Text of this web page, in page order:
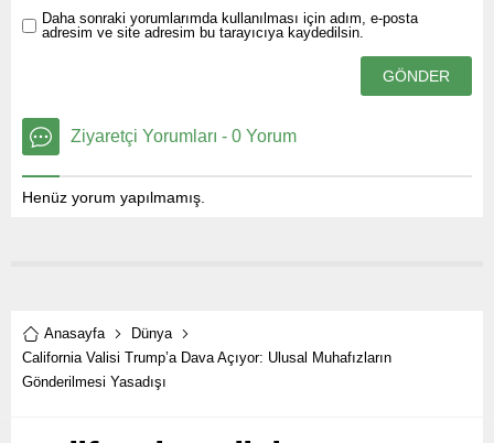
Daha sonraki yorumlarımda kullanılması için adım, e-posta
adresim ve site adresim bu tarayıcıya kaydedilsin.
Ziyaretçi Yorumları - 0 Yorum
Henüz yorum yapılmamış.
Anasayfa
Dünya
California Valisi Trump’a Dava Açıyor: Ulusal Muhafızların
Gönderilmesi Yasadışı